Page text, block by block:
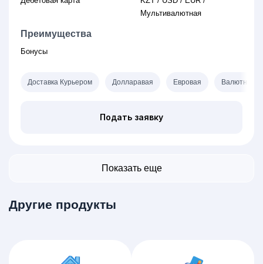
Мультивалютная
Преимущества
Бонусы
Подать заявку
Доставка Курьером Долларавая Евровая Валютная
Показать еще
Другие продукты